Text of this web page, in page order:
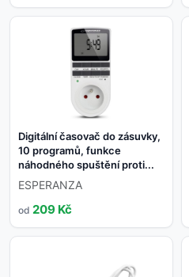
Digitální časovač do zásuvky,
10 programů, funkce
náhodného spuštění proti...
ESPERANZA
od 209 Kč